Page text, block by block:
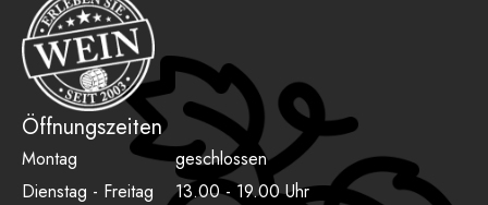
Öffnungszeiten
Montag
geschlossen
Dienstag - Freitag
13.00 - 19.00 Uhr